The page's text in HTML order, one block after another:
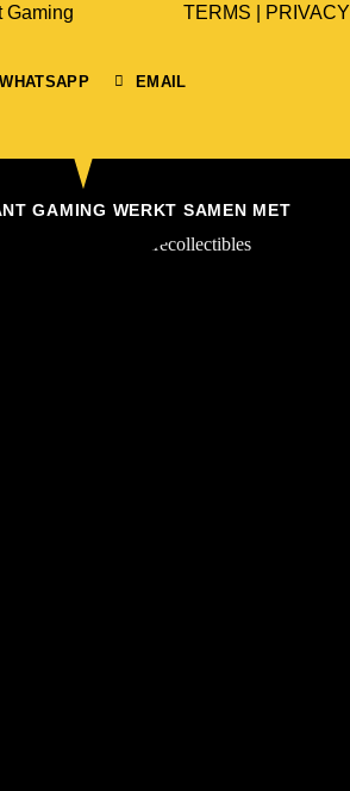
Gaming
WHATSAPP EMAIL
TERMS PRIVACY
GAMING WERKT SAMEN MET